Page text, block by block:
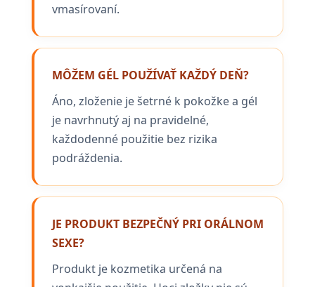
vmasírovaní.
MÔŽEM GÉL POUŽÍVAŤ KAŽDÝ DEŇ?
Áno, zloženie je šetrné k pokožke a gél
je navrhnutý aj na pravidelné,
každodenné použitie bez rizika
podráždenia.
JE PRODUKT BEZPEČNÝ PRI ORÁLNOM
SEXE?
Produkt je kozmetika určená na